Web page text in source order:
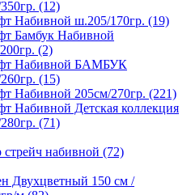
(12)
Набивной ш.205/170гр. (19)
Бамбук Набивной
(2)
Набивной БАМБУК
(15)
Набивной 205см/270гр. (221)
Набивной Детская коллекция
(71)
набивной (72)
Двухцветный 150 см /